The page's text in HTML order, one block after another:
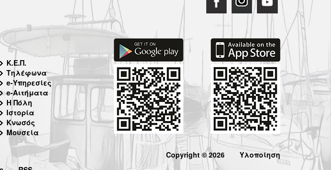
Κ.Ε.Π.
Τηλέφωνα
e-Υπηρεσίες
e-Αιτήματα
Η Πόλη
Ιστορία
Κνωσός
Μουσεία
Copyright © 2026 Υλοποίηση